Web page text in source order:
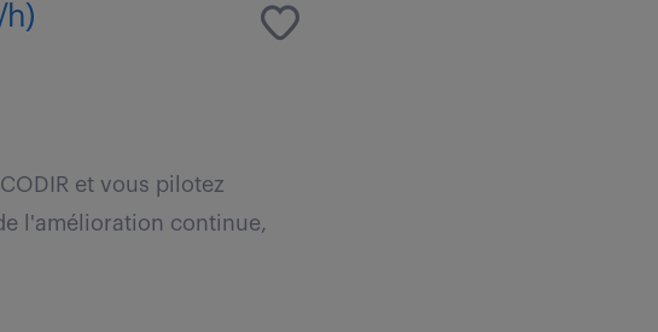
h)
et vous pilotez
l'amélioration continue,